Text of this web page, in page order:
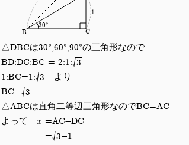
30°
1
B C
△DBCは30°,60°,90°の三角形なので
BD:DC:BC = 2:1: 3
1:BC=1: 3
より
BC= 3
△ABCは直角二等辺三角形なのでBC=AC
よって x =AC-DC
= 3-1